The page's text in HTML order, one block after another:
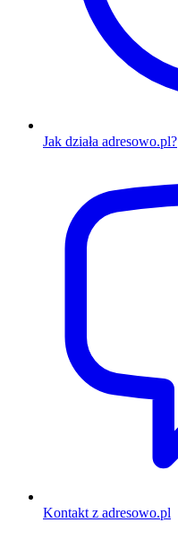
Jak działa adresowo.pl?
Kontakt z adresowo.pl